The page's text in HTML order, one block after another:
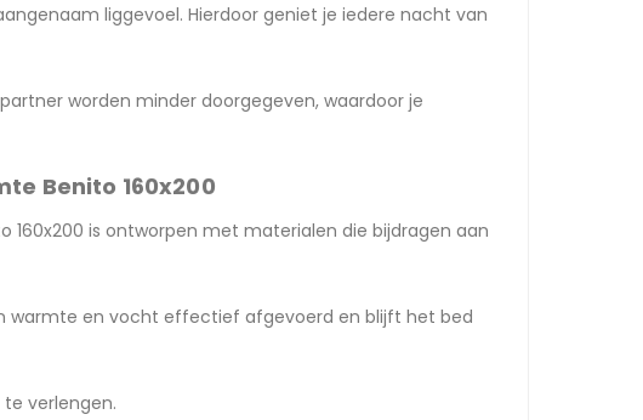
liggevoel. Hierdoor geniet je iedere nacht van
worden minder doorgegeven, waardoor je
Benito 160x200
160x200 is ontworpen met materialen die bijdragen aan
warmte en vocht effectief afgevoerd en blijft het bed
verlengen.